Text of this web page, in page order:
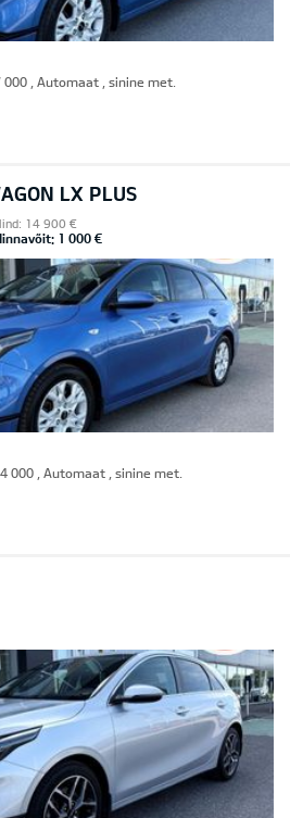
000 , Automaat , sinine met.
LX PLUS
14 900 €
1 000 €
000 , Automaat , sinine met.